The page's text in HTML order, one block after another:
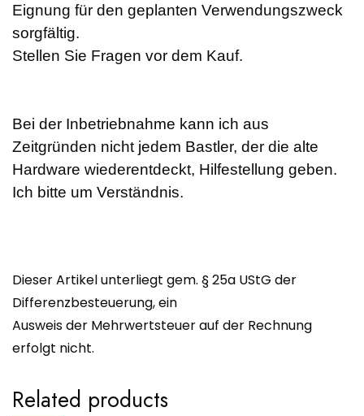
Eignung für den geplanten Verwendungszweck
sorgfältig.
Stellen Sie Fragen vor dem Kauf.
Bei der Inbetriebnahme kann ich aus
Zeitgründen nicht jedem Bastler, der die alte
Hardware wiederentdeckt, Hilfestellung geben.
Ich bitte um Verständnis.
Dieser Artikel unterliegt gem. § 25a UStG der
Differenzbesteuerung, ein
Ausweis der Mehrwertsteuer auf der Rechnung
erfolgt nicht.
Related products